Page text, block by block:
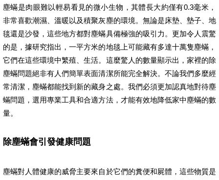
塵蟎是肉眼難以輕易看見的微小生物，其體長大約僅有0.3毫米，
非常喜歡潮濕、溫暖以及積聚灰塵的環境。無論是床墊、墊子、地
毯還是沙發，這些地方都對塵蟎具備極強的吸引力。更加令人震驚
的是，據研究指出，一平方米的地毯上可能藏有多達十萬隻塵蟎，
它們在這些環境中繁殖、生活。這麼驚人的數量顯示出，家裡的除
塵蟎問題絕非有人們簡單表面清潔所能完全解決。不論我們多麼經
常清潔，塵蟎都能找到新的藏身之處。我們必須更加認真地對待塵
蟎問題，選用專業工具和合適方法，才能有效地降低家中塵蟎的數
量。
除塵蟎會引發健康問題
塵蟎對人體健康的威脅主要來自於它們的糞便和屍體，這些物質是